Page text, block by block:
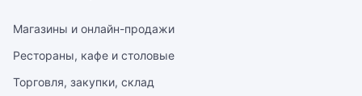
Магазины и онлайн-продажи
Рестораны, кафе и столовые
Торговля, закупки, склад